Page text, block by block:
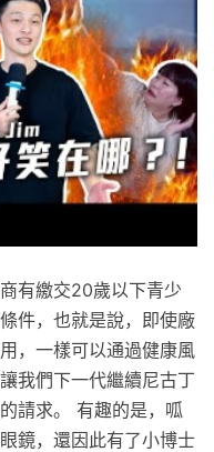
有繳交20歲以下青少
件，也就是說，即使廠
，一樣可以通過健康風
我們下一代繼續尼古丁
請求。 有趣的是，呱
鏡，還因此有了小博士